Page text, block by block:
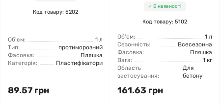
Код товару: 5202
Об'єм:
1 л
Тип:
протиморозний
Фасовка:
Пляшка
Категорія:
Пластифікатори
89.57 грн
В наявності
Код товару: 5102
Об'єм:
1 л
Сезонність:
Всесезонна
Фасовка:
Пляшка
Вага:
1 кг
Область
застосування:
Для
бетону
161.63 грн